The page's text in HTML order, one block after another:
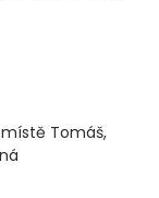
Tomáš,